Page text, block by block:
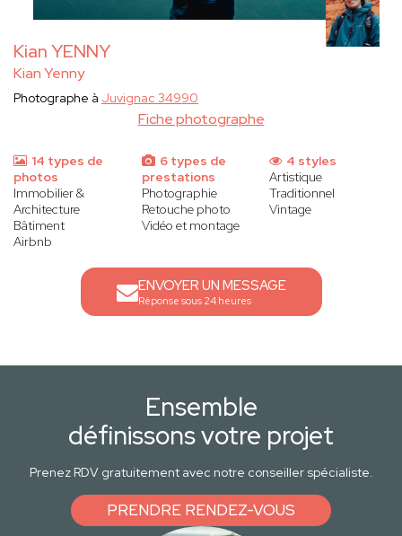
Kian YENNY
Kian Yenny
Fiche photographe
Photographe à Juvignac 34990
14 types de
photos
Immobilier &
Architecture
Bâtiment
Airbnb
6 types de
prestations
Photographie
Retouche photo
Vidéo et montage
4 styles
Artistique
Traditionnel
Vintage
ENVOYER UN MESSAGE
Réponse sous 24 heures
Ensemble
définissons votre projet
Prenez RDV gratuitement avec notre conseiller spécialiste.
PRENDRE RENDEZ-VOUS